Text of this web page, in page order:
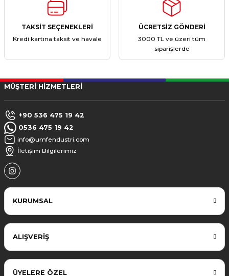
TAKSİT SEÇENEKLERİ
Kredi kartına taksit ve havale
ÜCRETSİZ GÖNDERİ
3000 TL ve üzeri tüm
siparişlerde
MÜŞTERİ HİZMETLERİ
+90 536 475 19 42
0536 475 19 42
info@umfendustri.com
İletişim Bilgilerimiz
KURUMSAL
ALIŞVERİŞ
ÜYELERE ÖZEL